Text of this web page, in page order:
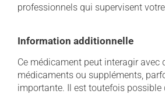
professionnels qui supervisent
Information additionnelle
Ce médicament peut interagir avec
médicaments ou suppléments,
importante. Il est toutefois possible